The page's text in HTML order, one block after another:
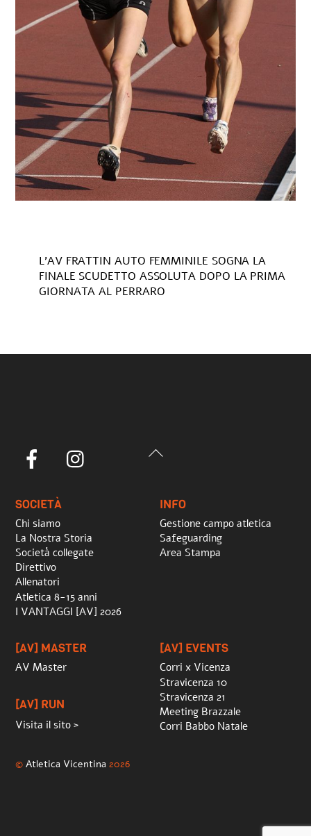
L’AV FRATTIN AUTO FEMMINILE SOGNA LA
FINALE SCUDETTO ASSOLUTA DOPO LA PRIMA
GIORNATA AL PERRARO
Back
Facebook
SOCIETÀ
Chi siamo
La Nostra Storia
Società collegate
Direttivo
Allenatori
Atletica 8-15 anni
I VANTAGGI [AV] 2026
INFO
Gestione campo atletica
Safeguarding
Area Stampa
[AV] MASTER
AV Master
[AV] RUN
Visita il sito >
[AV] EVENTS
Corri x Vicenza
Stravicenza 10
Stravicenza 21
Meeting Brazzale
Corri Babbo Natale
©Atletica Vicentina 2026